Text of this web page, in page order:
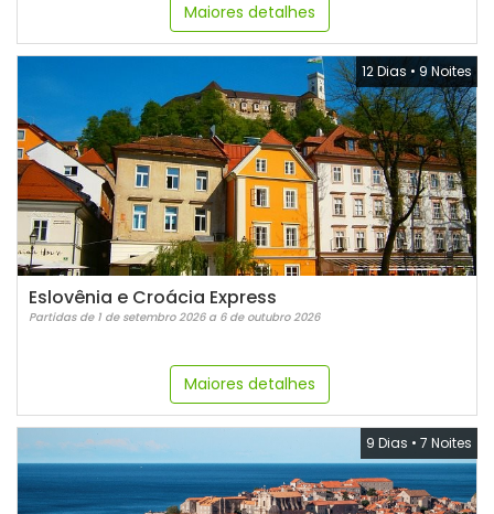
Maiores detalhes
12 Dias • 9 Noites
Eslovênia e Croácia Express
Partidas de 1 de setembro 2026 a 6 de outubro 2026
Maiores detalhes
9 Dias • 7 Noites